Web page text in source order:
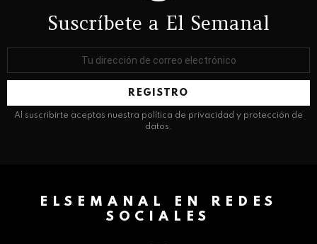
Suscríbete a El Semanal
correo
Al suscribirte aceptas nuestra política de privacidad y protección de
datos.
ELSEMANAL EN REDES
SOCIALES